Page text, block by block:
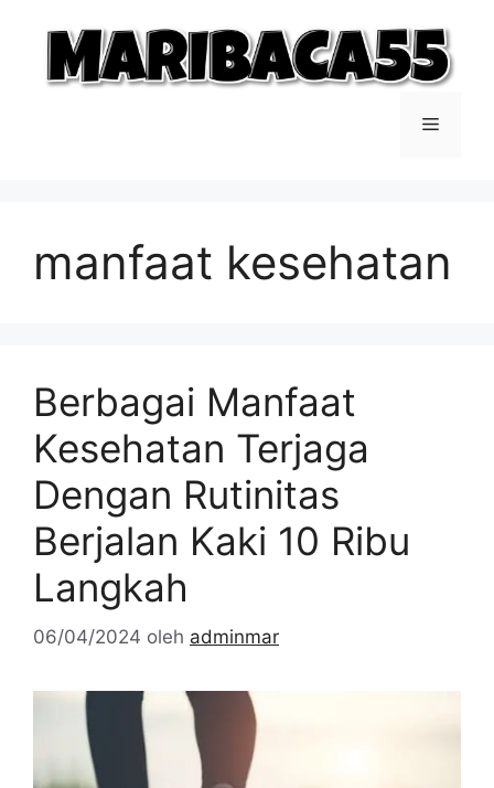
Menu
manfaat kesehatan
Berbagai Manfaat
Kesehatan Terjaga
Dengan Rutinitas
Berjalan Kaki 10 Ribu
Langkah
06/04/2024 oleh adminmar